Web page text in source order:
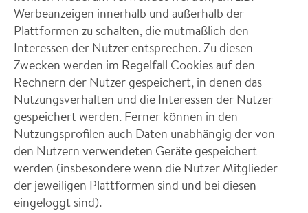
Werbeanzeigen innerhalb und außerhalb der
Plattformen zu schalten, die mutmaßlich den
Interessen der Nutzer entsprechen. Zu diesen
Zwecken werden im Regelfall Cookies auf den
Rechnern der Nutzer gespeichert, in denen das
Nutzungsverhalten und die Interessen der Nutzer
gespeichert werden. Ferner können in den
Nutzungsprofilen auch Daten unabhängig der von
den Nutzern verwendeten Geräte gespeichert
werden (insbesondere wenn die Nutzer Mitglieder
der jeweiligen Plattformen sind und bei diesen
eingeloggt sind).